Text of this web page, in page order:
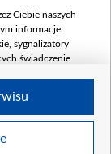
Ciebie naszych
informacje
sygnalizatory
świadczenie
Ciebie